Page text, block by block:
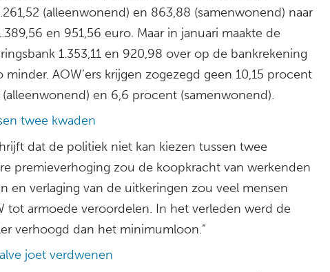
(alleenwonend) en 863,88 (samenwonend) naar
en 951,56 euro. Maar in januari maakte de
1.353,11 en 920,98 over op de bankrekening
minder. AOW’ers krijgen zogezegd geen 10,15 procent
(alleenwonend) en 6,6 procent (samenwonend).
twee kwaden
dat de politiek niet kan kiezen tussen twee
premieverhoging zou de koopkracht van werkenden
en verlaging van de uitkeringen zou veel mensen
tot armoede veroordelen. In het verleden werd de
verhoogd dan het minimumloon.”
joet verdwenen